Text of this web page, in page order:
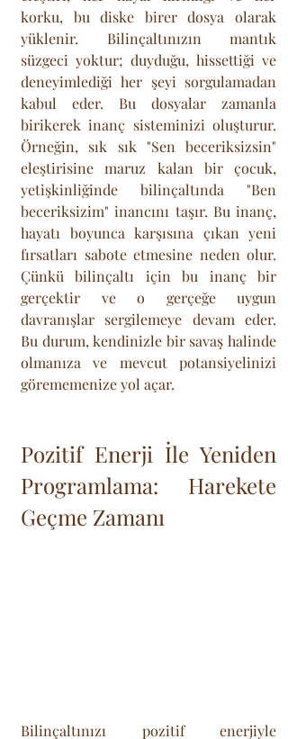
korku, bu diske birer dosya olarak
yüklenir. Bilinçaltınızın mantık
süzgeci yoktur; duyduğu, hissettiği ve
deneyimlediği her şeyi sorgulamadan
kabul eder. Bu dosyalar zamanla
birikerek inanç sisteminizi oluşturur.
Örneğin, sık sık "Sen beceriksizsin"
eleştirisine maruz kalan bir çocuk,
yetişkinliğinde bilinçaltında "Ben
beceriksizim" inancını taşır. Bu inanç,
hayatı boyunca karşısına çıkan yeni
fırsatları sabote etmesine neden olur.
Çünkü bilinçaltı için bu inanç bir
gerçektir ve o gerçeğe uygun
davranışlar sergilemeye devam eder.
Bu durum, kendinizle bir savaş halinde
olmanıza ve mevcut potansiyelinizi
görememenize yol açar.
Pozitif Enerji İle Yeniden
Programlama: Harekete
Geçme Zamanı
Bilinçaltınızı pozitif enerjiyle